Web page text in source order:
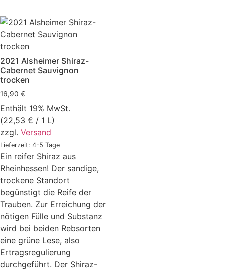
2021 Alsheimer Shiraz-
Cabernet Sauvignon
trocken
16,90 €
Enthält 19% MwSt.
(22,53 € / 1 L)
zzgl. Versand
Lieferzeit: 4-5 Tage
Ein reifer Shiraz aus
Rheinhessen! Der sandige,
trockene Standort
begünstigt die Reife der
Trauben. Zur Erreichung der
nötigen Fülle und Substanz
wird bei beiden Rebsorten
eine grüne Lese, also
Ertragsregulierung
durchgeführt. Der Shiraz-